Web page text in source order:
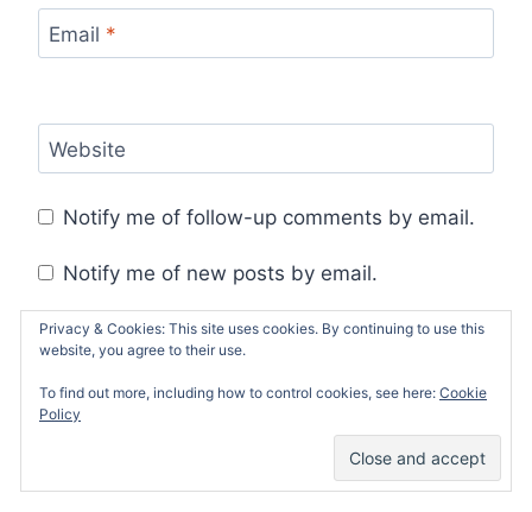
Email *
Website
Notify me of follow-up comments by email.
Notify me of new posts by email.
This site uses Akismet to reduce spam.
Privacy & Cookies: This site uses cookies. By continuing to use this
website, you agree to their use.
To find out more, including how to control cookies, see here: Cookie
Policy